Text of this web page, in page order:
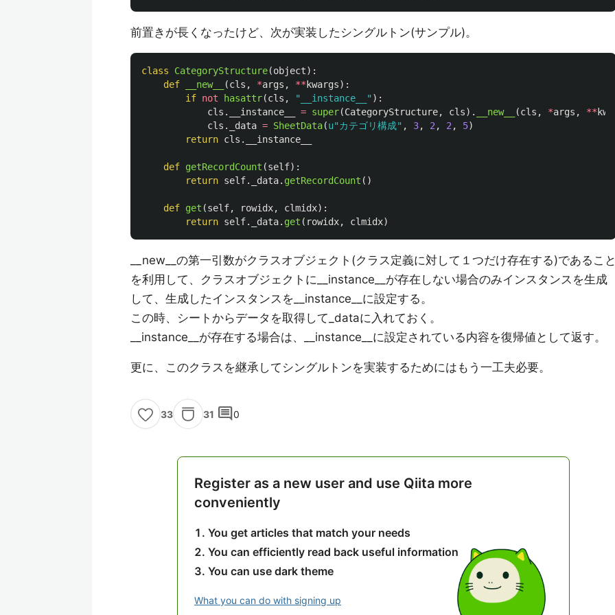
前置きが長くなったけど、次が実装したシングルトン(サンプル)。
class CategoryStructure(object):
def
__new__ (cls , *args , ** kwargs):
if not hasattr(cls , " __instance__ " ):
cls . __instance__ = super(CategoryStructure, cls). __new__ (cls , *args , **
cls . _data = SheetData(u"カテゴリ構成" , 3, 2 , 2 , 5)
return cls . __instance__
def getRecordCount (self):
return self. _data. getRecordCount ()
def get (self, rowidx, clmidx):
return self. _data. get ( rowidx, clmidx)
__new__の第一引数がクラスオブジェクト(クラス定義に対して１つだけ存在する)であること
を利用して、クラスオブジェクトに__instance__が存在しない場合のみインスタンスを生成
して、生成したインスタンスを__instance__に設定する。
この時、シートからデータを取得して_dataに入れておく。
__instance__が存在する場合は、__instance__に設定されている内容を復帰値として返す。
更に、このクラスを継承してシングルトンを実装するためにはもう一工夫必要。
33 31 comment0
Register as a new user and use Qiita more
conveniently
You get articles that match your needs
You can efficiently read back useful information
You can use dark theme
What you can do with signing up